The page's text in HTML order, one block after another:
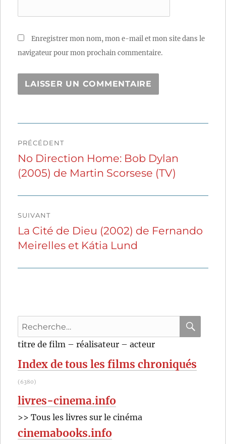
Enregistrer mon nom, mon e-mail et mon site dans le
navigateur pour mon prochain commentaire.
de
l’article
PRÉCÉDENT
Publication
précédente :
No Direction Home: Bob Dylan
(2005) de Martin Scorsese (TV)
SUIVANT
Publication
suivante :
La Cité de Dieu (2002) de Fernando
Meirelles et Kátia Lund
Recherche
pour
:
titre de film – réalisateur – acteur
Index de tous les films chroniqués
(6380)
livres-cinema.info
>> Tous les livres sur le cinéma
cinemabooks.info